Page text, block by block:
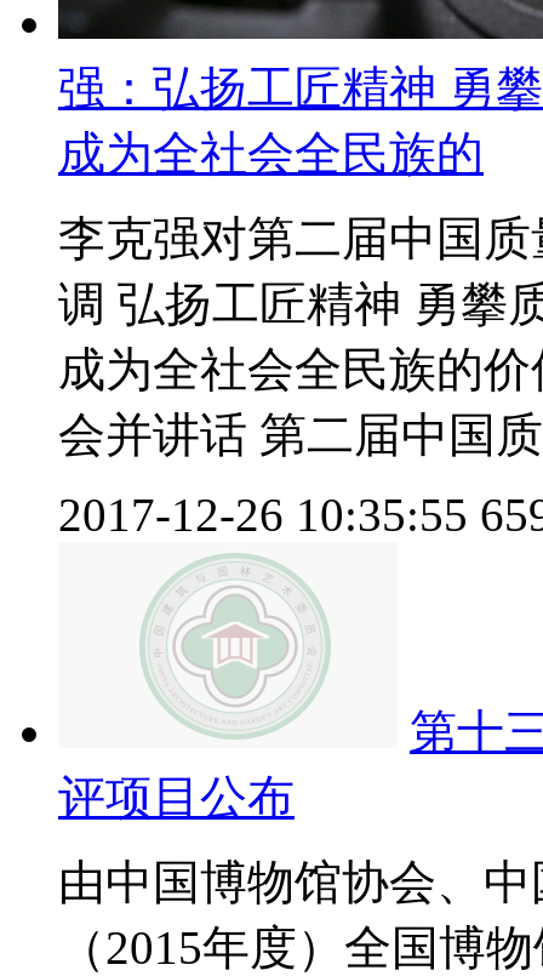
强：弘扬工匠精神 勇
成为全社会全民族的
李克强对第二届中国
调 弘扬工匠精神 勇攀
成为全社会全民族的
会并讲话 第二届中国
2017-12-26 10:35:55
第十
评项目公布
由中国博物馆协会、
（2015年度）全国博